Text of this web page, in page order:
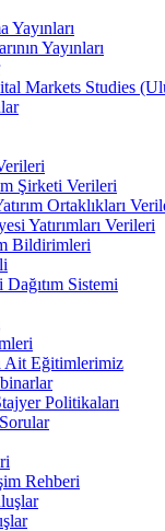
Yayınları
Yayınları
Markets Studies
Şirketi Verileri
Ortaklıkları
Yatırımları Verileri
Bildirimleri
Sistemi
Ait Eğitimlerimiz
Politikaları
Rehberi